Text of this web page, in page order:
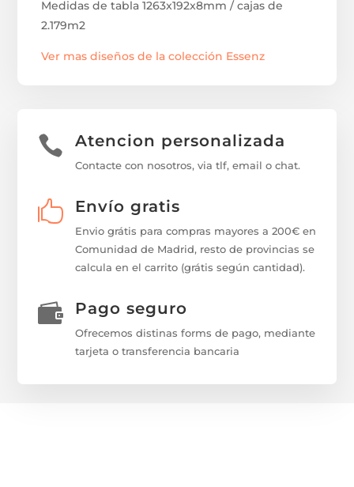
Medidas de tabla 1263x192x8mm / cajas de
2.179m2
Ver mas diseños de la colección Essenz
 Atencion personalizada
Contacte con nosotros, via tlf, email o chat.
 Envío gratis
Envio grátis para compras mayores a 200€ en
Comunidad de Madrid, resto de provincias se
calcula en el carrito (grátis según cantidad).
 Pago seguro
Ofrecemos distinas forms de pago, mediante
tarjeta o transferencia bancaria